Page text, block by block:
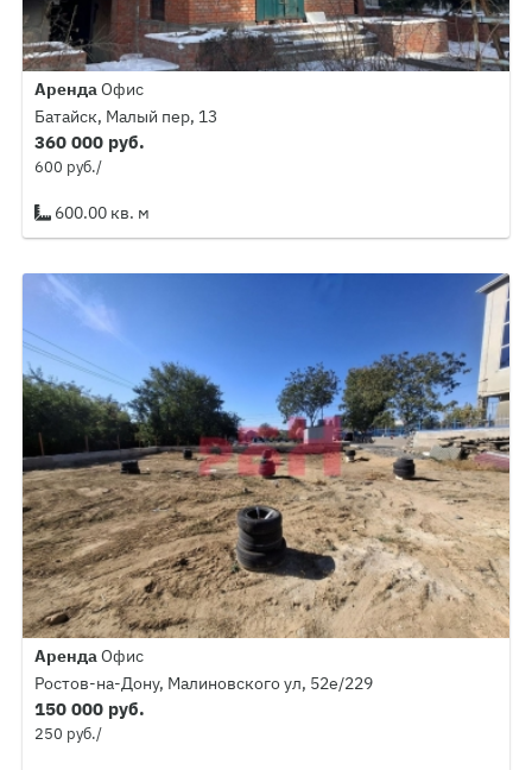
Аренда Офис
Батайск, Малый пер, 13
360 000 руб.
600 руб./
600.00 кв. м
АрендаОфис
Ростов-на-Дону, Малиновского ул, 52е/229
150 000 руб.
250 руб./